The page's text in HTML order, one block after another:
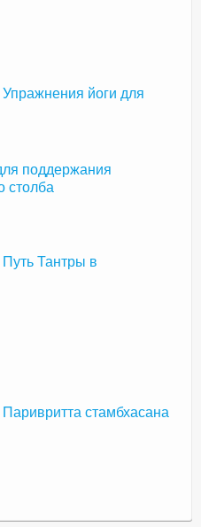
Упражнения йоги для
поддержания
столба
Путь Тантры в
Паривритта стамбхасана